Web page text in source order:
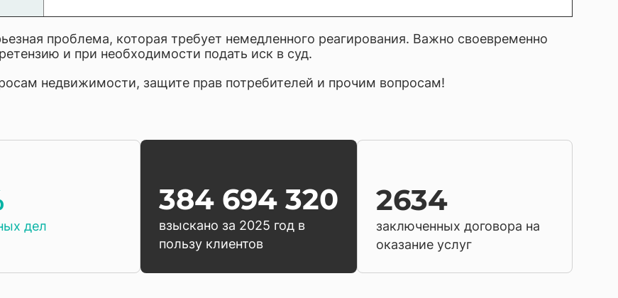
проблема, которая требует немедленного реагирования. Важно своевременно
и при необходимости подать иск в суд.
недвижимости, защите прав потребителей и прочим вопросам!
дел
384 694 320
взыскано за 2025 год в
пользу клиентов
2634
заключенных договора на
оказание услуг